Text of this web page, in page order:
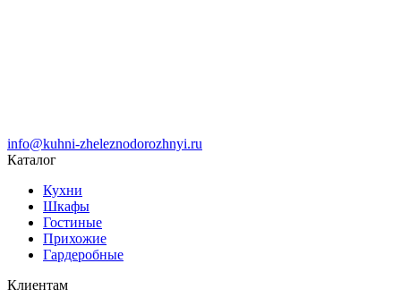
info@kuhni-zheleznodorozhnyi.ru
Каталог
Кухни
Шкафы
Гостиные
Прихожие
Гардеробные
Клиентам